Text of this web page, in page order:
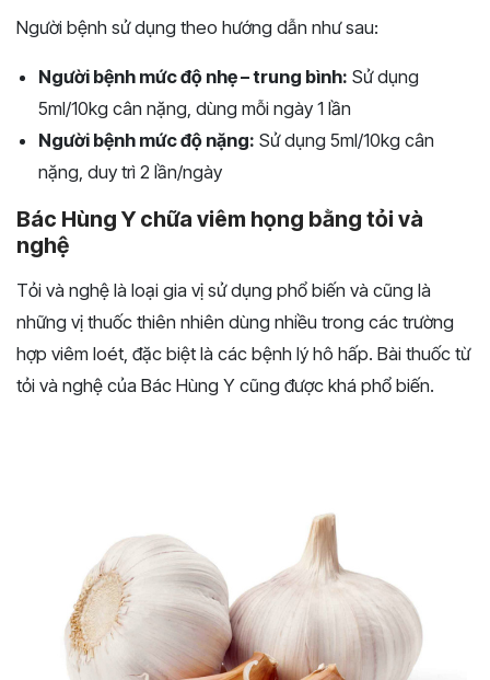
Người bệnh sử dụng theo hướng dẫn như sau:
Người bệnh mức độ nhẹ – trung bình: Sử dụng
5ml/10kg cân nặng, dùng mỗi ngày 1 lần
Người bệnh mức độ nặng: Sử dụng 5ml/10kg cân
nặng, duy trì 2 lần/ngày
Bác Hùng Y chữa viêm họng bằng tỏi và
nghệ
Tỏi và nghệ là loại gia vị sử dụng phổ biến và cũng là
những vị thuốc thiên nhiên dùng nhiều trong các trường
hợp viêm loét, đặc biệt là các bệnh lý hô hấp. Bài thuốc từ
tỏi và nghệ của Bác Hùng Y cũng được khá phổ biến.